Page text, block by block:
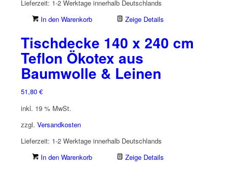
Lieferzeit: 1-2 Werktage innerhalb Deutschlands
In den Warenkorb
Zeige Details
Tischdecke 140 x 240 cm
Teflon Ökotex aus
Baumwolle & Leinen
51,80 €
inkl. 19 % MwSt.
zzgl. Versandkosten
Lieferzeit: 1-2 Werktage innerhalb Deutschlands
In den Warenkorb
Zeige Details